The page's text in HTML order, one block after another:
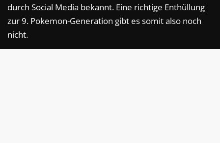
durch Social Media bekannt. Eine richtige Enthüllung
zur 9. Pokemon-Generation gibt es somit also noch
nicht.